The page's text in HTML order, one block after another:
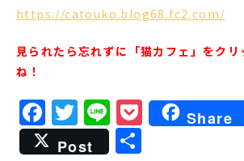
https://catouko.blog68.fc2.com/
見られたら忘れずに「猫カフェ」をク
ね！
Facebook
Twitter
LinePocket
Share
Post
共